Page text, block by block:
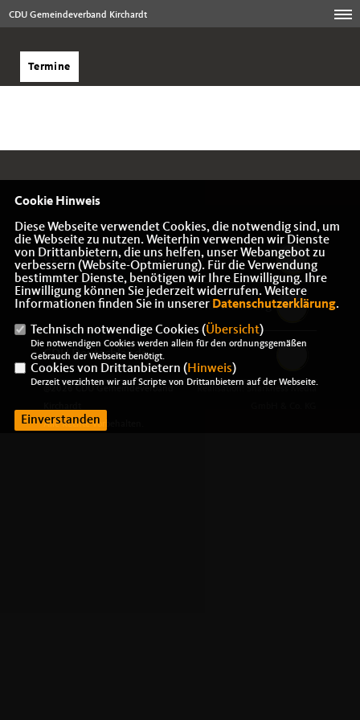
CDU Gemeindeverband Kirchardt
Termine
IMPRESSUM DATENSCHUTZ KONTAKT
CDU Kreisverband Heilbronn
CDU Landesverband Baden-Württemberg
CDU Deutschlands
@2026 CDU Gemeindeverband
Alle Rechte vorbehalten.
Cookie Hinweis
Diese Webseite verwendet Cookies, die notwendig sind, um
die Webseite zu nutzen. Weiterhin verwenden wir Dienste
von Drittanbietern, die uns helfen, unser Webangebot zu
verbessern (Website-Optmierung). Für die Verwendung
bestimmter Dienste, benötigen wir Ihre Einwilligung. Ihre
Einwilligung können Sie jederzeit widerrufen. Weitere
Informationen finden Sie in unserer Datenschutzerklärung.
Technisch notwendige Cookies (Übersicht)
Die notwendigen Cookies werden allein für den ordnungsgemäßen
Gebrauch der Webseite benötigt.
Cookies von Drittanbietern ( Hinweis)
Derzeit verzichten wir auf Scripte von Drittanbietern auf der Webseite.
Einverstanden